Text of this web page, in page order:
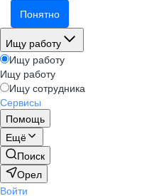
Понятно
Ищу работу
Ищу работу
Ищу работу
Ищу сотрудника
Сервисы
Помощь
Ещё
Поиск
Орел
Войти